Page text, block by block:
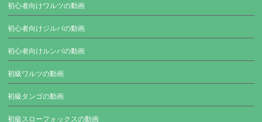
初心者向けワルツの動画
初心者向けジルバの動画
初心者向けルンバの動画
初級ワルツの動画
初級タンゴの動画
初級スローフォックスの動画